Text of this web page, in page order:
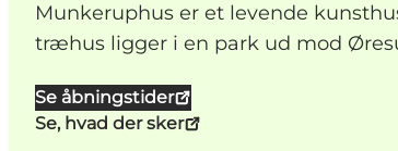
Munkeruphus er et levende
træhus ligger i en park ud mod
Se åbningstider
Se, hvad der sker